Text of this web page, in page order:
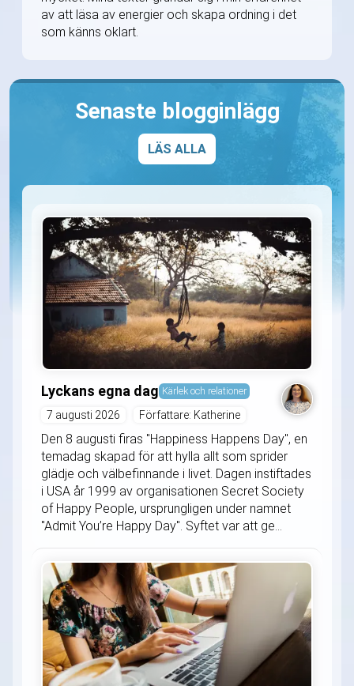
av att läsa av energier och skapa ordning i det
som känns oklart.
Senaste blogginlägg
LÄS ALLA
Lyckans egna dag Kärlek och relationer
7 augusti 2026 Författare: Katherine
Den 8 augusti firas "Happiness Happens Day", en
temadag skapad för att hylla allt som sprider
glädje och välbefinnande i livet. Dagen instiftades
i USA år 1999 av organisationen Secret Society
of Happy People, ursprungligen under namnet
"Admit You’re Happy Day". Syftet var att ge...